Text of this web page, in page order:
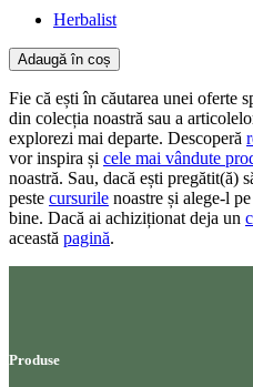
Herbalist
Adaugă în coș
Fie că ești în căutarea unei oferte
din colecția noastră sau a
explorezi mai departe. Descoperă
vor inspira și cele mai vândute
noastră. Sau, dacă ești pregătit(ă)
peste cursurile noastre și alege-l
bine. Dacă ai achiziționat deja un
această pagină.
Produse